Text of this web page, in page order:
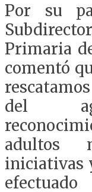
Por su
Primaria
comentó
del
adultos
iniciativas